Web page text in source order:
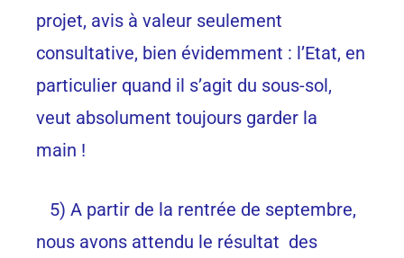
projet, avis à valeur seulement
consultative, bien évidemment : l’Etat, en
particulier quand il s’agit du sous-sol,
veut absolument toujours garder la
main !
5) A partir de la rentrée de septembre,
nous avons attendu le résultat des